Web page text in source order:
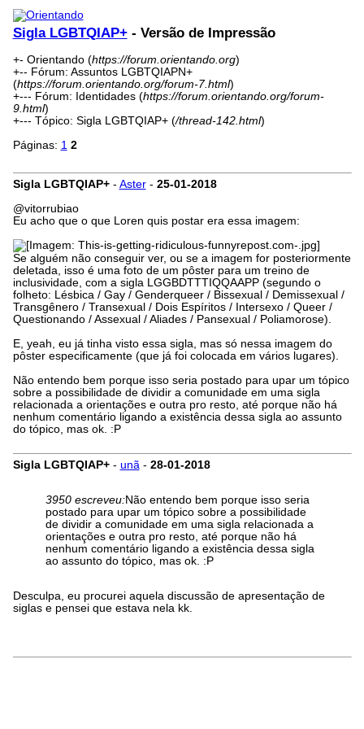
Sigla LGBTQIAP+- Versão de Impressão
+- Orientando (https://forum.orientando.org)
+-- Fórum: Assuntos LGBTQIAPN+
(https://forum.orientando.org/forum-7.html)
+--- Fórum: Identidades (https://forum.orientando.org/forum-
9.html)
+--- Tópico: Sigla LGBTQIAP+ (/thread-142.html)
Páginas: 1 2
Sigla LGBTQIAP+- Aster- 25-01-2018
@vitorrubiao
Eu acho que o que Loren quis postar era essa imagem:
Se alguém não conseguir ver, ou se a imagem for posteriormente
deletada, isso é uma foto de um pôster para um treino de
inclusividade, com a sigla LGGBDTTTIQQAAPP (segundo o
folheto: Lésbica / Gay / Genderqueer / Bissexual / Demissexual /
Transgênero / Transexual / Dois Espíritos / Intersexo / Queer /
Questionando / Assexual / Aliades / Pansexual / Poliamorose).
E, yeah, eu já tinha visto essa sigla, mas só nessa imagem do
pôster especificamente (que já foi colocada em vários lugares).
Não entendo bem porque isso seria postado para upar um tópico
sobre a possibilidade de dividir a comunidade em uma sigla
relacionada a orientações e outra pro resto, até porque não há
nenhum comentário ligando a existência dessa sigla ao assunto
do tópico, mas ok. :P
Sigla LGBTQIAP+- unã- 28-01-2018
3950 escreveu:Não entendo bem porque isso seria
postado para upar um tópico sobre a possibilidade
de dividir a comunidade em uma sigla relacionada a
orientações e outra pro resto, até porque não há
nenhum comentário ligando a existência dessa sigla
ao assunto do tópico, mas ok. :P
Desculpa, eu procurei aquela discussão de apresentação de
siglas e pensei que estava nela kk.